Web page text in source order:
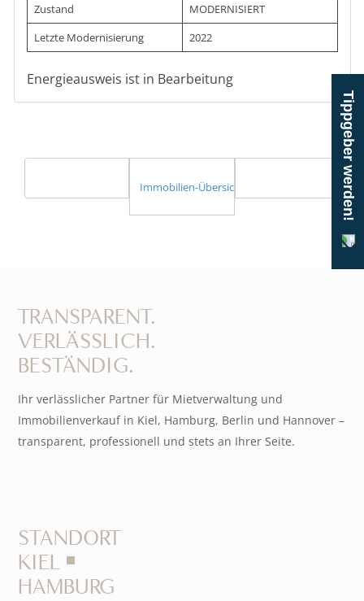
Zustand
MODERNISIERT
Letzte Modernisierung
2022
Energieausweis ist in Bearbeitung
Immobilien-Übersicht
TRANSPARENT.
VERLÄSSLICH.
BESTÄNDIG.
Ihr verlässlicher Partner für Mietverwaltung und
Immobilienverkauf in Kiel, Hamburg, Berlin und Hannover –
transparent, professionell und stets an Ihrer Seite.
STANDORT
KIEL ￭
HAMBURG
Tippgeber werden!